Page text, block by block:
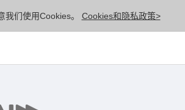
我们使用Cookies。 Cookies和隐私政策>